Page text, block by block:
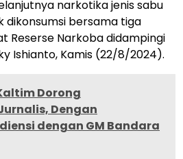
narkotika jenis sabu
dikonsumsi bersama tiga
Reserse Narkoba didampingi
Ishianto, Kamis (22/8/2024).
Dorong
Dengan
dengan ‎GM Bandara